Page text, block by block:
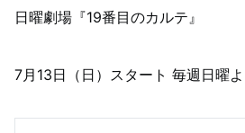
日曜劇場『19番目のカルテ』
7月13日（日）スタート 毎週日曜